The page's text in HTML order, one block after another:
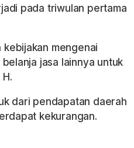
pada triwulan pertama
kebijakan mengenai
jasa lainnya untuk
dari pendapatan daerah
kekurangan.